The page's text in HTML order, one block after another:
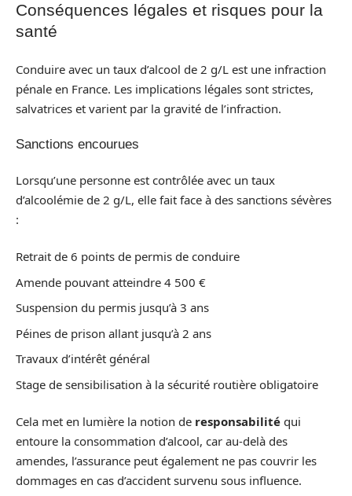
Conséquences légales et risques pour la
santé
Conduire avec un taux d’alcool de 2 g/L est une infraction
pénale en France. Les implications légales sont strictes,
salvatrices et varient par la gravité de l’infraction.
Sanctions encourues
Lorsqu’une personne est contrôlée avec un taux
d’alcoolémie de 2 g/L, elle fait face à des sanctions sévères
:
Retrait de 6 points de permis de conduire
Amende pouvant atteindre 4 500 €
Suspension du permis jusqu’à 3 ans
Péines de prison allant jusqu’à 2 ans
Travaux d’intérêt général
Stage de sensibilisation à la sécurité routière obligatoire
Cela met en lumière la notion de responsabilité qui
entoure la consommation d’alcool, car au-delà des
amendes, l’assurance peut également ne pas couvrir les
dommages en cas d’accident survenu sous influence.